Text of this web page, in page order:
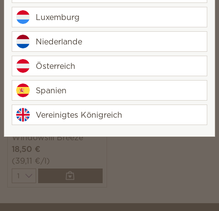
Scentsy Textilerfrischer
Clothesline
18,50 €
(39,11 €/l)
Quantity
18,50 €
Quantity
Scentsy Textilerfrischer
Windowsill Breeze
18,50 €
(39,11 €/l)
Quantity
Luxemburg
Niederlande
Österreich
Spanien
Vereinigtes Königreich